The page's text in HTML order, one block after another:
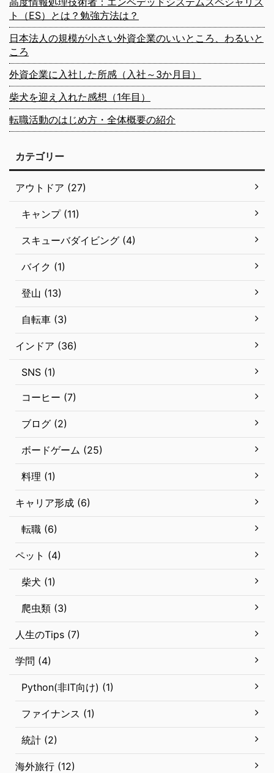
ト（ES）とは？勉強方法は？
日本法人の規模が小さい外資企業のいいところ、わるいと
ころ
外資企業に入社した所感（入社～3か月目）
柴犬を迎え入れた感想（1年目）
転職活動のはじめ方・全体概要の紹介
カテゴリー
アウトドア (27)
キャンプ (11)
スキューバダイビング (4)
バイク (1)
登山 (13)
自転車 (3)
インドア (36)
SNS (1)
コーヒー (7)
ブログ (2)
ボードゲーム (25)
料理 (1)
キャリア形成 (6)
転職 (6)
ペット (4)
柴犬 (1)
爬虫類 (3)
人生のTips (7)
学問 (4)
Python(非IT向け) (1)
ファイナンス (1)
統計 (2)
海外旅行 (12)